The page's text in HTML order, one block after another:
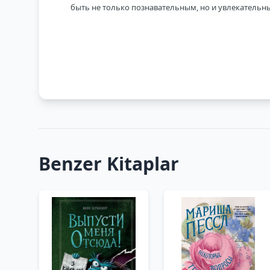
быть не только познавательным, но и
Benzer Kitaplar